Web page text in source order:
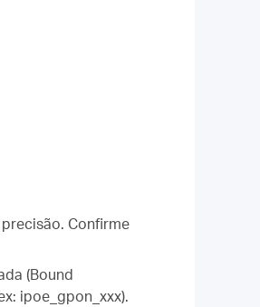
Confirme
(Bound
ipoe_gpon_xxx).